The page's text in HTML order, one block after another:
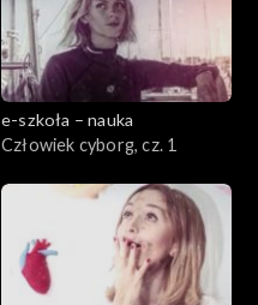
e-szkoła – nauka
Człowiek cyborg, cz. 1